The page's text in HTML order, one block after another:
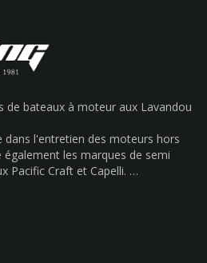
de bateaux à moteur aux Lavandou
dans l'entretien des moteurs hors
les marques de semi
Pacific Craft et Capelli. …